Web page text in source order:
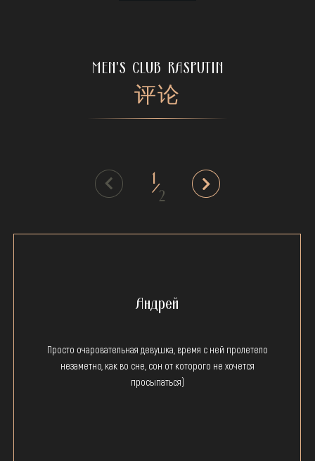
MEN'S CLUB RASPUTIN
评论
/
1
2
Андрей
Просто очаровательная девушка, время с ней пролетело
незаметно, как во сне, сон от которого не хочется
просыпаться)